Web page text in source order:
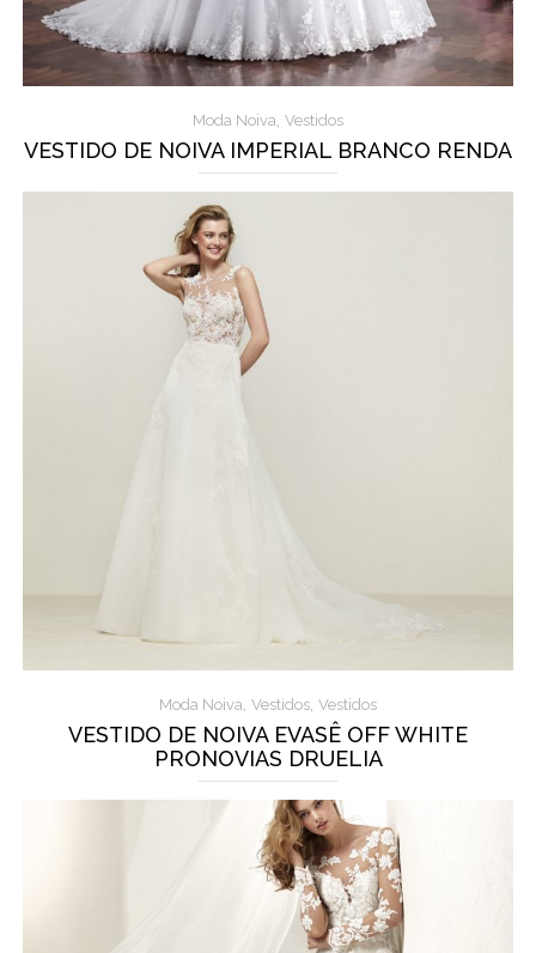
Moda Noiva, Vestidos
VESTIDO DE NOIVA IMPERIAL BRANCO RENDA
Moda Noiva, Vestidos, Vestidos
VESTIDO DE NOIVA EVASÊ OFF WHITE
PRONOVIAS DRUELIA